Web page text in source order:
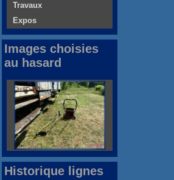
Travaux
Expos
Images choisies
au hasard
Historique lignes